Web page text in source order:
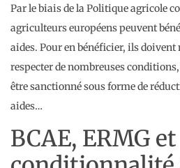
Par le biais de la Politique agricole
agriculteurs européens peuvent
aides. Pour en bénéficier, ils
respecter de nombreuses
être sanctionné sous forme de
aides…
BCAE, ERMG et